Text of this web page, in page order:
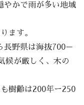
やかで雨が多い地域
ます。
長野県は海抜700－
候が厳しく、木の
樹齢は200年ー250